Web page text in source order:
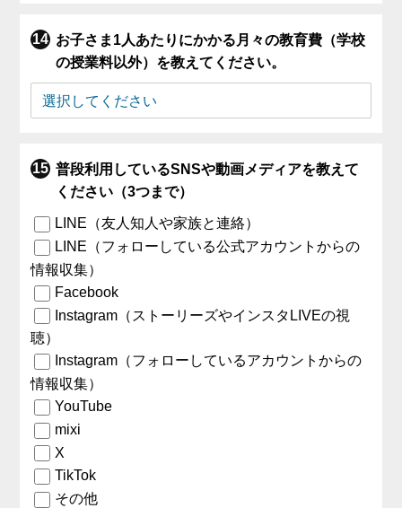
お子さま1人あたりにかかる月々の教育費（学校
の授業料以外）を教えてください。
普段利用しているSNSや動画メディアを教えて
ください（3つまで）
LINE（友人知人や家族と連絡）
LINE（フォローしている公式アカウントからの
情報収集）
Facebook
Instagram（ストーリーズやインスタLIVEの視
聴）
Instagram（フォローしているアカウントからの
情報収集）
YouTube
mixi
X
TikTok
その他